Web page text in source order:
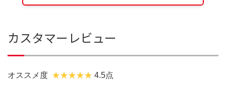
カスタマーレビュー
オススメ度 4.5点